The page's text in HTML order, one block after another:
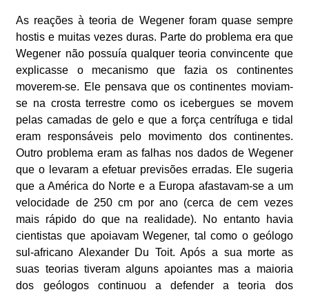
As reações à teoria de Wegener foram quase sempre
hostis e muitas vezes duras. Parte do problema era que
Wegener não possuía qualquer teoria convincente que
explicasse o mecanismo que fazia os continentes
moverem-se. Ele pensava que os continentes moviam-
se na crosta terrestre como os icebergues se movem
pelas camadas de gelo e que a força centrífuga e tidal
eram responsáveis pelo movimento dos continentes.
Outro problema eram as falhas nos dados de Wegener
que o levaram a efetuar previsões erradas. Ele sugeria
que a América do Norte e a Europa afastavam-se a um
velocidade de 250 cm por ano (cerca de cem vezes
mais rápido do que na realidade). No entanto havia
cientistas que apoiavam Wegener, tal como o geólogo
sul-africano Alexander Du Toit. Após a sua morte as
suas teorias tiveram alguns apoiantes mas a maioria
dos geólogos continuou a defender a teoria dos